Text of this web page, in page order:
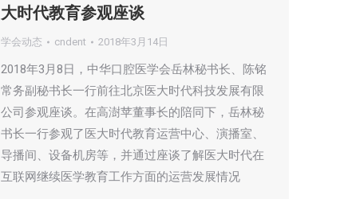
大时代教育参观座谈
学会动态 cndent 2018年3月14日
2018年3月8日，中华口腔医学会岳林秘书长、陈铭
常务副秘书长一行前往北京医大时代科技发展有限
公司参观座谈。在高澍苹董事长的陪同下，岳林秘
书长一行参观了医大时代教育运营中心、演播室、
导播间、设备机房等，并通过座谈了解医大时代在
互联网继续医学教育工作方面的运营发展情况